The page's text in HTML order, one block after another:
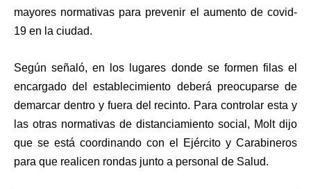
mayores normativas para prevenir el aumento de covid-
19 en la ciudad.
Según señaló, en los lugares donde se formen filas el
encargado del establecimiento deberá preocuparse de
demarcar dentro y fuera del recinto. Para controlar esta y
las otras normativas de distanciamiento social, Molt dijo
que se está coordinando con el Ejército y Carabineros
para que realicen rondas junto a personal de Salud.